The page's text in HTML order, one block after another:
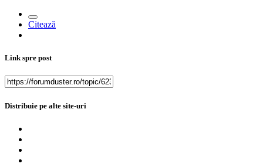
Citează
Link spre post
Distribuie pe alte site-uri